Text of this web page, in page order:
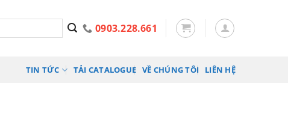
0903.228.661
TIN TỨC TẢI CATALOGUE VỀ CHÚNG TÔI LIÊN HỆ